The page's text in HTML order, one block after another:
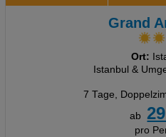
Grand
Ort:
Istanbul &
7 Tage,
ab
pro